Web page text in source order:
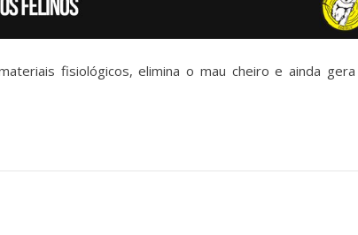
fisiológicos, elimina o mau cheiro e ainda